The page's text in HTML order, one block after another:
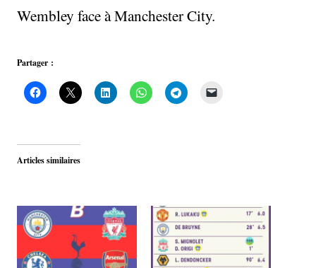
Wembley face à Manchester City.
Partager :
Articles similaires